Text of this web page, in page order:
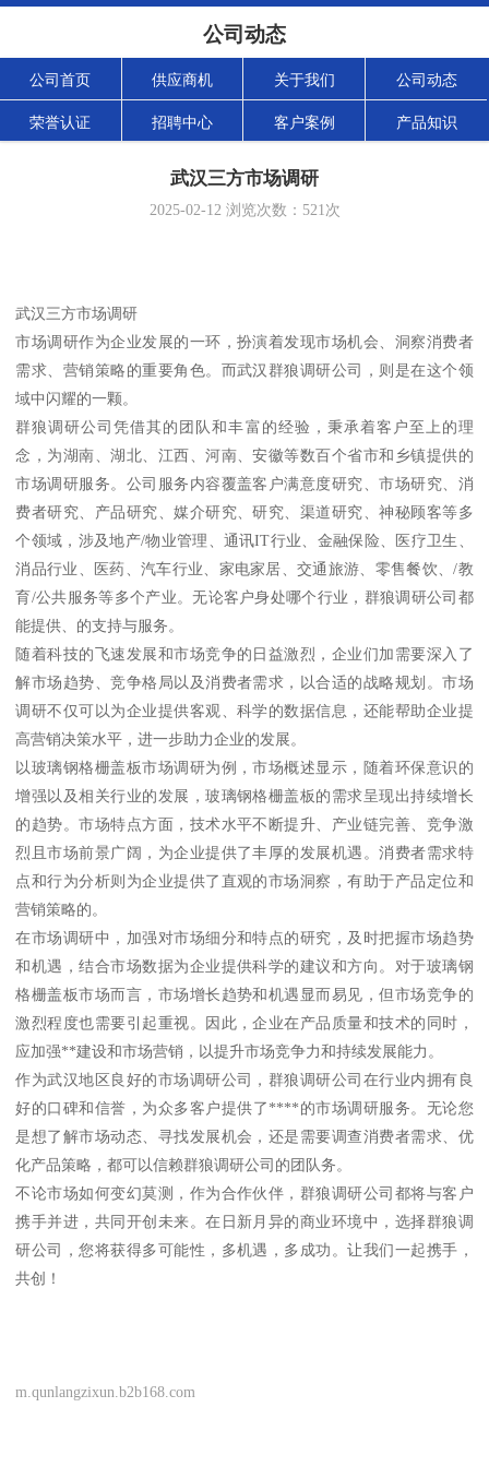
公司动态
公司首页 供应商机 关于我们 公司动态
荣誉认证 招聘中心 客户案例 产品知识
武汉三方市场调研
2025-02-12浏览次数： 521次
武汉三方市场调研
市场调研作为企业发展的一环，扮演着发现市场机会、洞察消费者
需求、营销策略的重要角色。而武汉群狼调研公司，则是在这个领
域中闪耀的一颗。
群狼调研公司凭借其的团队和丰富的经验，秉承着客户至上的理
念，为湖南、湖北、江西、河南、安徽等数百个省市和乡镇提供的
市场调研服务。公司服务内容覆盖客户满意度研究、市场研究、消
费者研究、产品研究、媒介研究、研究、渠道研究、神秘顾客等多
个领域，涉及地产/物业管理、通讯IT行业、金融保险、医疗卫生、
消品行业、医药、汽车行业、家电家居、交通旅游、零售餐饮、/教
育/公共服务等多个产业。无论客户身处哪个行业，群狼调研公司都
能提供、的支持与服务。
随着科技的飞速发展和市场竞争的日益激烈，企业们加需要深入了
解市场趋势、竞争格局以及消费者需求，以合适的战略规划。市场
调研不仅可以为企业提供客观、科学的数据信息，还能帮助企业提
高营销决策水平，进一步助力企业的发展。
以玻璃钢格栅盖板市场调研为例，市场概述显示，随着环保意识的
增强以及相关行业的发展，玻璃钢格栅盖板的需求呈现出持续增长
的趋势。市场特点方面，技术水平不断提升、产业链完善、竞争激
烈且市场前景广阔，为企业提供了丰厚的发展机遇。消费者需求特
点和行为分析则为企业提供了直观的市场洞察，有助于产品定位和
营销策略的。
在市场调研中，加强对市场细分和特点的研究，及时把握市场趋势
和机遇，结合市场数据为企业提供科学的建议和方向。对于玻璃钢
格栅盖板市场而言，市场增长趋势和机遇显而易见，但市场竞争的
激烈程度也需要引起重视。因此，企业在产品质量和技术的同时，
应加强**建设和市场营销，以提升市场竞争力和持续发展能力。
作为武汉地区良好的市场调研公司，群狼调研公司在行业内拥有良
好的口碑和信誉，为众多客户提供了****的市场调研服务。无论您
是想了解市场动态、寻找发展机会，还是需要调查消费者需求、优
化产品策略，都可以信赖群狼调研公司的团队务。
不论市场如何变幻莫测，作为合作伙伴，群狼调研公司都将与客户
携手并进，共同开创未来。在日新月异的商业环境中，选择群狼调
研公司，您将获得多可能性，多机遇，多成功。让我们一起携手，
共创！
m.qunlangzixun.b2b168.com